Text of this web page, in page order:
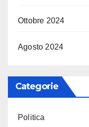
Ottobre 2024
Agosto 2024
Categorie
Politica